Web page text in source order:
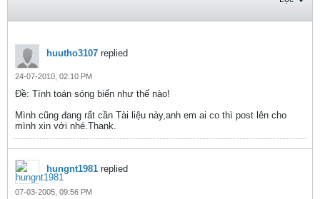
huutho3107 replied
24-07-2010, 02:10 PM
Ðề: Tính toán sóng biển như thế nào!
Mình cũng đang rất cần Tài liệu này,anh em ai co thì post lên cho
mình xin với nhé.Thank.
hungnt1981 replied
07-03-2005, 09:56 PM